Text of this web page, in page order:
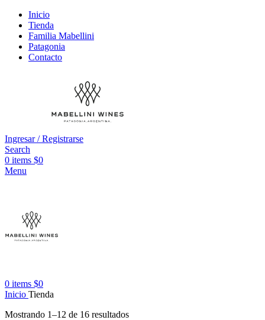
Inicio
Tienda
Familia Mabellini
Patagonia
Contacto
Ingresar / Registrarse
Search
0 items $0
Menu
0 items $0
Inicio Tienda
Mostrando 1–12 de 16 resultados